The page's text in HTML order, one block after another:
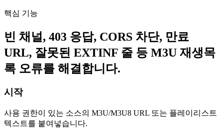
핵심 기능
빈 채널, 403 응답, CORS 차단, 만료
URL, 잘못된 EXTINF 줄 등 M3U 재생목
록 오류를 해결합니다.
시작
사용 권한이 있는 소스의 M3U/M3U8 URL 또는 플레이리스트
텍스트를 붙여넣습니다.